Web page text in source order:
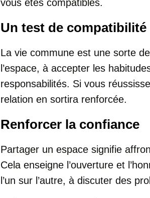
vous êtes compatibles.
Un test de compatibilité
La vie commune est une sorte
l’espace, à accepter les
responsabilités. Si vous
relation en sortira renforcée.
Renforcer la confiance
Partager un espace signifie
Cela enseigne l’ouverture et
l’un sur l’autre, à discuter des